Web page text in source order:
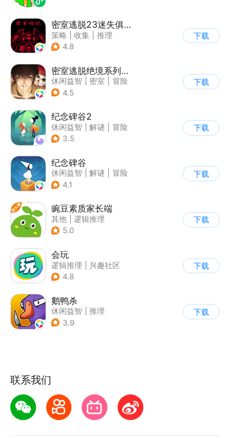
密室逃脱23迷失俱乐部
策略 收集
推理
| 密室逃脱
4.8
下载
密室逃脱绝境系列3画仙奇缘
休闲益智 密室
冒险
| 密室逃脱
4.5
下载
纪念碑谷2
休闲益智 解谜
冒险
| 清新
3.5
下载
纪念碑谷
休闲益智 解谜
冒险
| 治愈
4.1
下载
豌豆素质家长端
其他
逻辑推理
5.0
下载
会玩
逻辑推理
兴趣社区
| 桌游类
4.8
下载
鹅鸭杀
休闲益智
推理
| 金山世游
3.9
下载
联系我们